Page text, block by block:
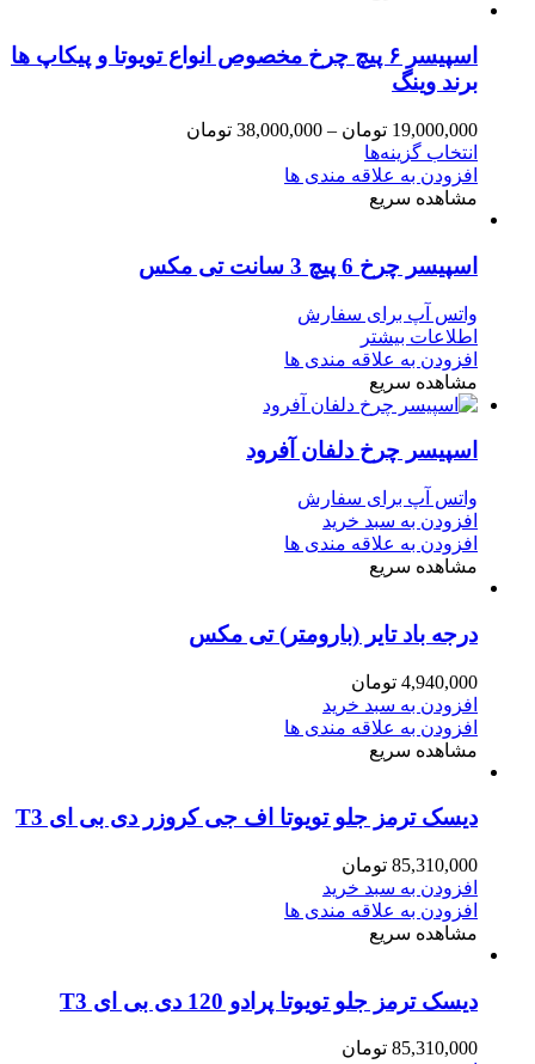
اسپیسر ۶ پیچ چرخ مخصوص انواع تویوتا و پیکاپ ها
برند وینگ
19,000,000 تومان –
38,000,000 تومان
انتخاب گزینه‌ها
افزودن به علاقه مندی ها
مشاهده سریع
اسپیسر چرخ 6 پیچ 3 سانت تی مکس
واتس آپ برای سفارش
اطلاعات بیشتر
افزودن به علاقه مندی ها
مشاهده سریع
اسپیسر چرخ دلفان آفرود
واتس آپ برای سفارش
افزودن به سبد خرید
افزودن به علاقه مندی ها
مشاهده سریع
درجه باد تایر (بارومتر) تی مکس
4,940,000 تومان
افزودن به سبد خرید
افزودن به علاقه مندی ها
مشاهده سریع
دیسک ترمز جلو تویوتا اف جی کروزر دی بی ای T3
85,310,000 تومان
افزودن به سبد خرید
افزودن به علاقه مندی ها
مشاهده سریع
دیسک ترمز جلو تویوتا پرادو 120 دی بی ای T3
85,310,000 تومان